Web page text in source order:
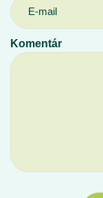
Komentár